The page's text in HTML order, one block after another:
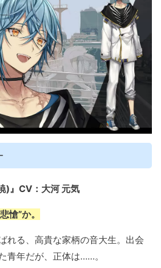
)』CV：大河 元気
愴”か。
れる、高貴な家柄の音大生。出会
青年だが、正体は……。